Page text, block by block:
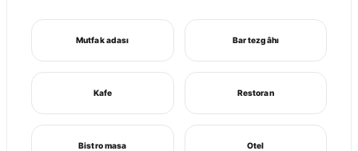
Mutfak adası Bar tezgâhı
Kafe Restoran
Bistro masa Otel